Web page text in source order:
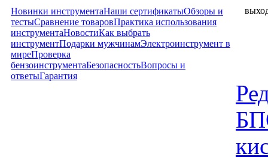
Новинки инструментаНаши сертификатыОбзоры и
тестыСравнение товаровПрактика использования
инструментаНовостиКак выбрать
инструментПодарки мужчинамЭлектроинструмент в
миреПроверка
бензоинструментаБезопасностьВопросы и
ответыГарантия